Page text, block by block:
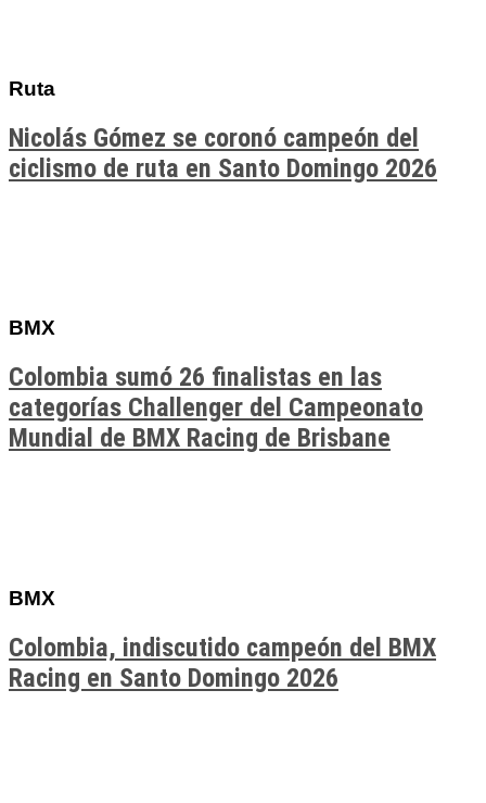
Ruta
Nicolás Gómez se coronó campeón del
ciclismo de ruta en Santo Domingo 2026
BMX
Colombia sumó 26 finalistas en las
categorías Challenger del Campeonato
Mundial de BMX Racing de Brisbane
BMX
Colombia, indiscutido campeón del BMX
Racing en Santo Domingo 2026